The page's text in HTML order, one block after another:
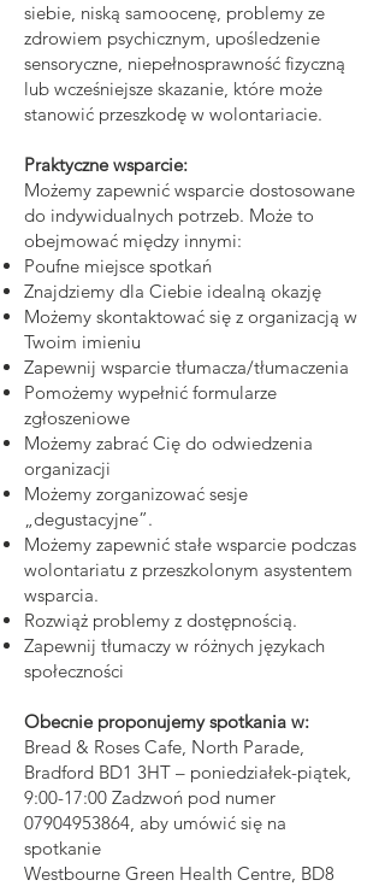
siebie, niską samoocenę, problemy ze
zdrowiem psychicznym, upośledzenie
sensoryczne, niepełnosprawność fizyczną
lub wcześniejsze skazanie, które może
stanowić przeszkodę w wolontariacie.
Praktyczne wsparcie:
Możemy zapewnić wsparcie dostosowane
do indywidualnych potrzeb. Może to
obejmować między innymi:
Poufne miejsce spotkań
Znajdziemy dla Ciebie idealną okazję
Możemy skontaktować się z organizacją w
Twoim imieniu
Zapewnij wsparcie tłumacza/tłumaczenia
Pomożemy wypełnić formularze
zgłoszeniowe
Możemy zabrać Cię do odwiedzenia
organizacji
Możemy zorganizować sesje
„degustacyjne”.
Możemy zapewnić stałe wsparcie podczas
wolontariatu z przeszkolonym asystentem
wsparcia.
Rozwiąż problemy z dostępnością.
Zapewnij tłumaczy w różnych językach
społeczności
Obecnie proponujemy spotkania w:
Bread & Roses Cafe, North Parade,
Bradford BD1 3HT – poniedziałek-piątek,
9:00-17:00 Zadzwoń pod numer
07904953864, aby umówić się na
spotkanie
Westbourne Green Health Centre, BD8